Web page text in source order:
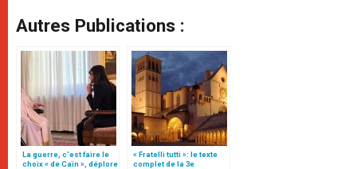
Autres Publications :
La guerre, c’est faire le
choix « de Caïn », déplore
« Fratelli tutti »: le texte
complet de la 3e